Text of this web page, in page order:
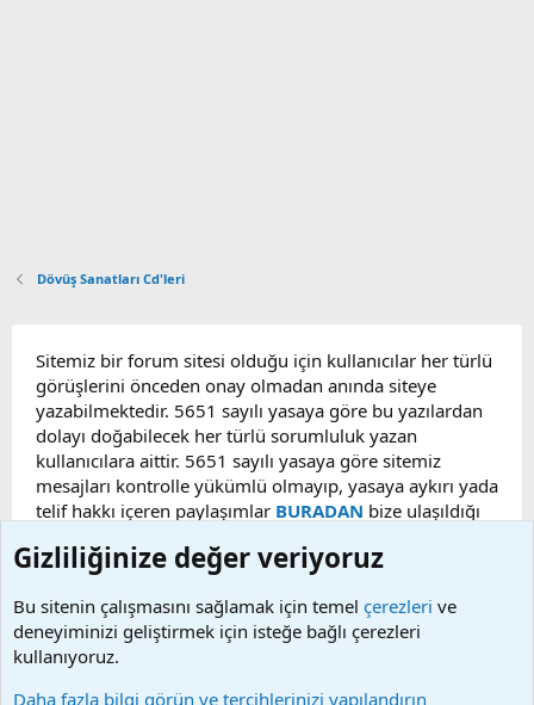
Dövüş Sanatları Cd'leri
Sitemiz bir forum sitesi olduğu için kullanıcılar her türlü
görüşlerini önceden onay olmadan anında siteye
yazabilmektedir. 5651 sayılı yasaya göre bu yazılardan
dolayı doğabilecek her türlü sorumluluk yazan
kullanıcılara aittir. 5651 sayılı yasaya göre sitemiz
mesajları kontrolle yükümlü olmayıp, yasaya aykırı yada
telif hakkı içeren paylaşımlar BURADAN bize ulaşıldığı
kaldırılacaktır. Sitemizde Bulunan Videolar YouTube,
alınmaktadır. Telif hakları sorumluluğu bu sitelere aittir.
Videoların hiç biri sunucularımızda bulunmamaktadır.
Gizliliğinize değer veriyoruz
Bu sitenin çalışmasını sağlamak için temel çerezleri ve
deneyiminizi geliştirmek için isteğe bağlı çerezleri
kullanıyoruz.
Daha fazla bilgi görün ve tercihlerinizi yapılandırın